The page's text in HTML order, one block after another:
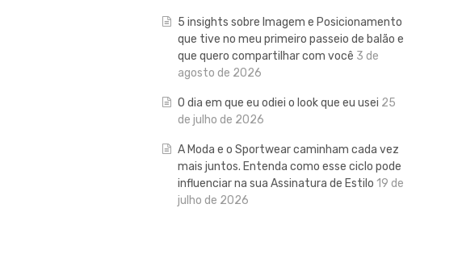
5 insights sobre Imagem e Posicionamento
que tive no meu primeiro passeio de balão e
que quero compartilhar com você 3 de
agosto de 2026
O dia em que eu odiei o look que eu usei 25
de julho de 2026
A Moda e o Sportwear caminham cada vez
mais juntos. Entenda como esse ciclo pode
influenciar na sua Assinatura de Estilo 19 de
julho de 2026